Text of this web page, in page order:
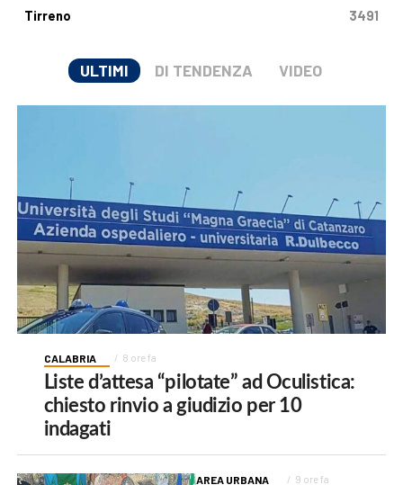
Tirreno
3491
ULTIMI DI TENDENZA VIDEO
CALABRIA 8 ore fa
Liste d’attesa “pilotate” ad Oculistica:
chiesto rinvio a giudizio per 10
indagati
AREA URBANA 9 ore fa